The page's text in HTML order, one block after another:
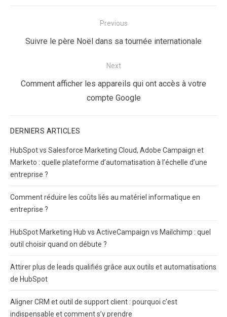
Previous
Previous
Suivre le père Noël dans sa tournée internationale
Next
Next
Comment afficher les appareils qui ont accès à votre
compte Google
DERNIERS ARTICLES
HubSpot vs Salesforce Marketing Cloud, Adobe Campaign et
Marketo : quelle plateforme d’automatisation à l’échelle d’une
entreprise ?
Comment réduire les coûts liés au matériel informatique en
entreprise ?
HubSpot Marketing Hub vs ActiveCampaign vs Mailchimp : quel
outil choisir quand on débute ?
Attirer plus de leads qualifiés grâce aux outils et automatisations
de HubSpot
Aligner CRM et outil de support client : pourquoi c’est
indispensable et comment s’y prendre